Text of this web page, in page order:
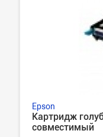
Epson
Картридж
совместимый